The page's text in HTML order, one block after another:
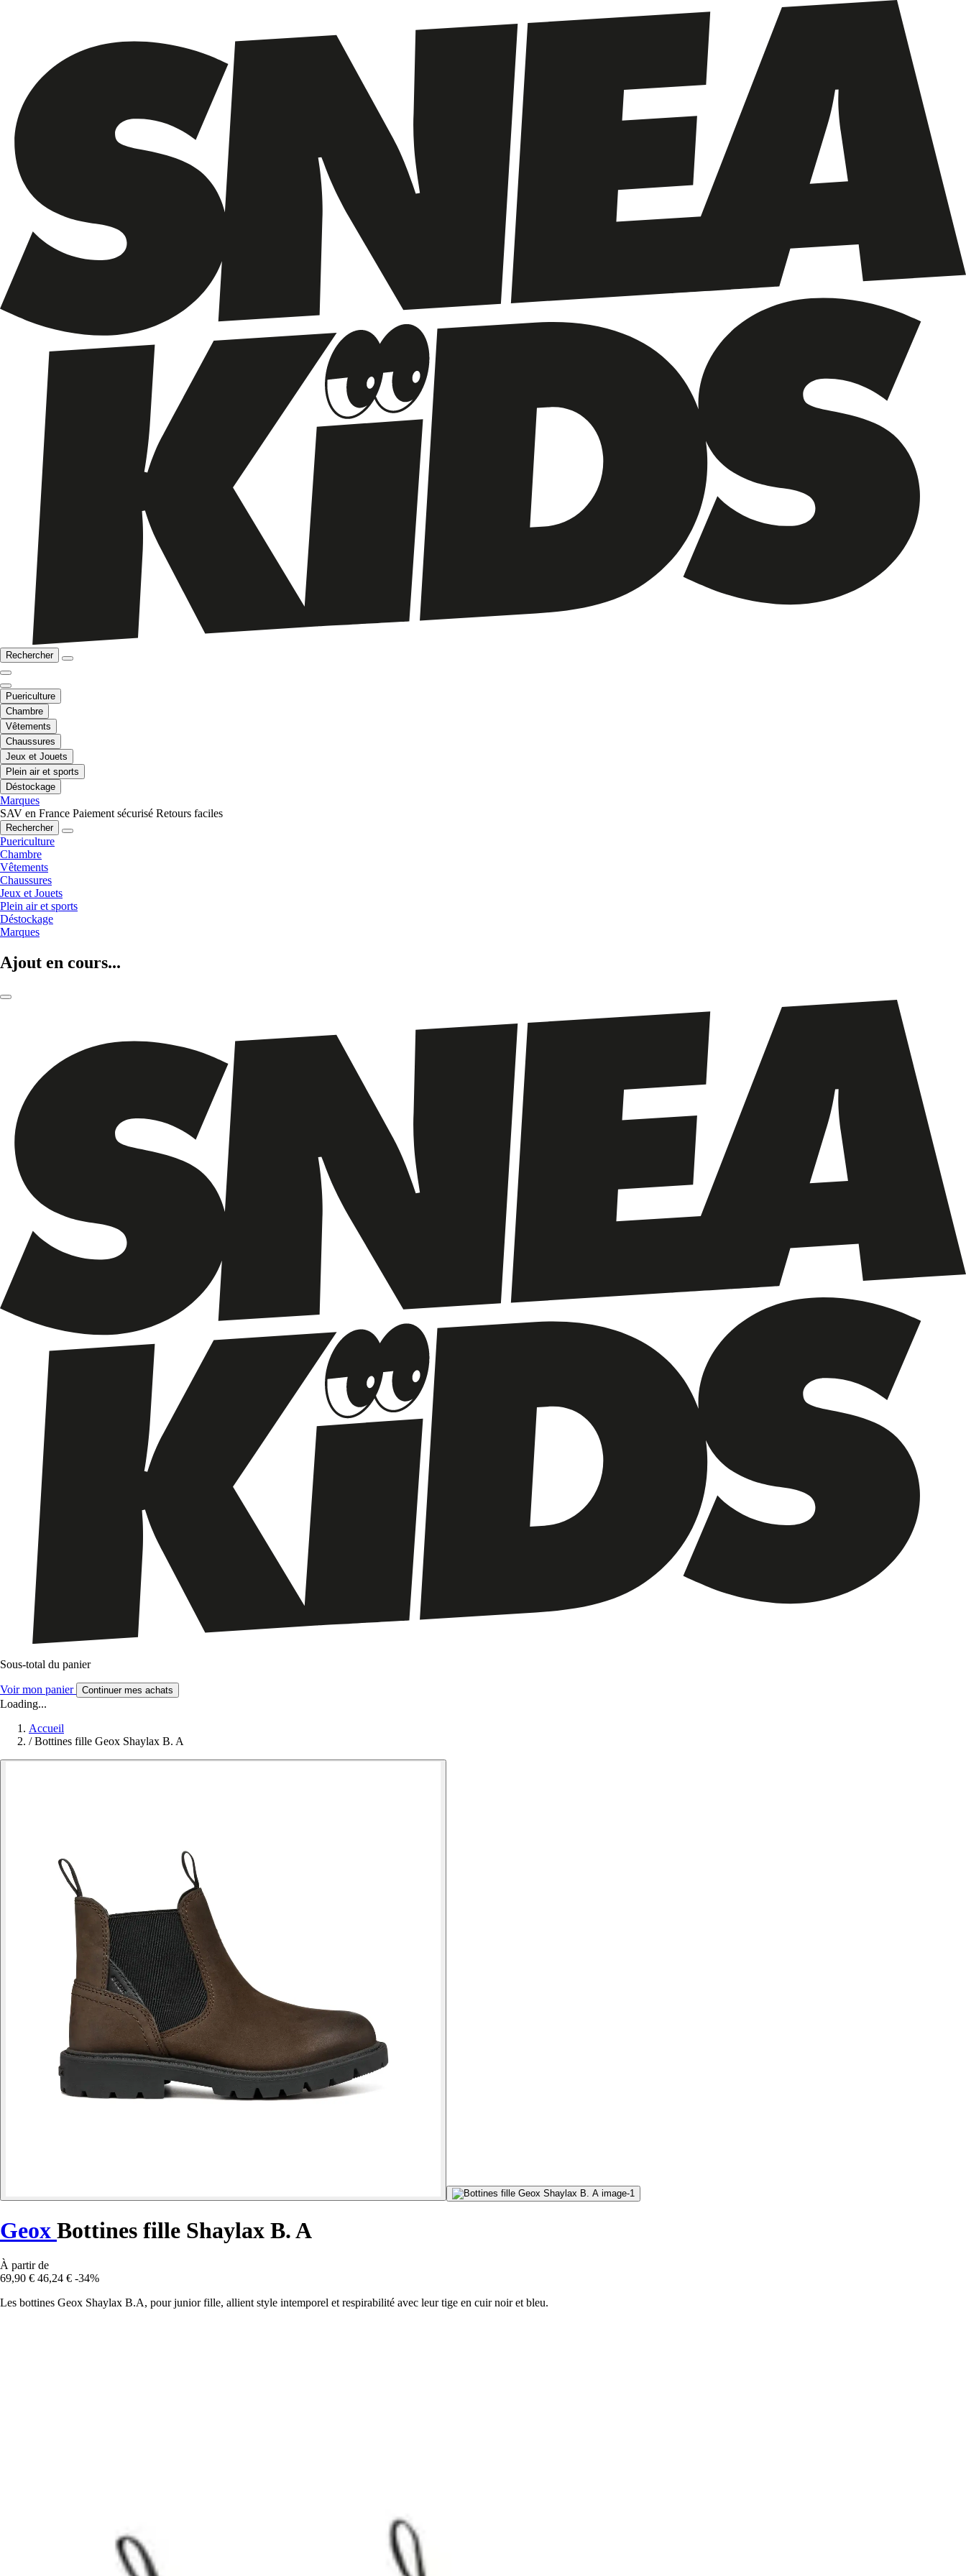
Rechercher
Puericulture
Chambre
Vêtements
Chaussures
Jeux et Jouets
Plein air et sports
Déstockage
Marques
SAV en France Paiement sécurisé Retours faciles
Rechercher
Puericulture
Chambre
Vêtements
Chaussures
Jeux et Jouets
Plein air et sports
Déstockage
Marques
Ajout en cours...
Sous-total du panier
Voir mon panier Continuer mes achats
Loading...
Accueil
/ Bottines fille Geox Shaylax B. A
Geox Bottines fille Shaylax B. A
À partir de
69,90 € 46,24 € -34%
Les bottines Geox Shaylax B.A, pour junior fille, allient style intemporel et respirabilité avec leur tige en cuir noir et bleu.